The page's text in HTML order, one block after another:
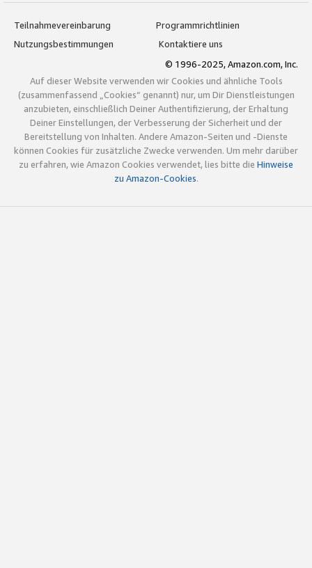
Teilnahmevereinbarung
Programmrichtlinien
Nutzungsbestimmungen
Kontaktiere uns
© 1996-2025, Amazon.com, Inc.
Auf dieser Website verwenden wir Cookies und ähnliche Tools
(zusammenfassend „Cookies“ genannt) nur, um Dir Dienstleistungen
anzubieten, einschließlich Deiner Authentifizierung, der Erhaltung
Deiner Einstellungen, der Verbesserung der Sicherheit und der
Bereitstellung von Inhalten. Andere Amazon-Seiten und -Dienste
können Cookies für zusätzliche Zwecke verwenden. Um mehr darüber
zu erfahren, wie Amazon Cookies verwendet, lies bitte die Hinweise
zu Amazon-Cookies.